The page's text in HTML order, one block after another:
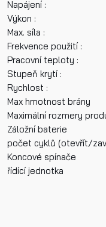
Napájení :
Výkon :
Max. síla :
Frekvence použití :
Pracovní teploty :
Stupeň krytí :
Rychlost :
Max hmotnost brány
Maximální rozmery
Záložní baterie
počet cyklů (otevřít/
Koncové spínače
řídící jednotka